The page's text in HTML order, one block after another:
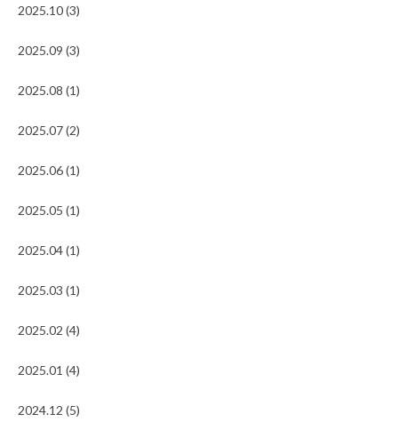
2025.10 (3)
2025.09 (3)
2025.08 (1)
2025.07 (2)
2025.06 (1)
2025.05 (1)
2025.04 (1)
2025.03 (1)
2025.02 (4)
2025.01 (4)
2024.12 (5)